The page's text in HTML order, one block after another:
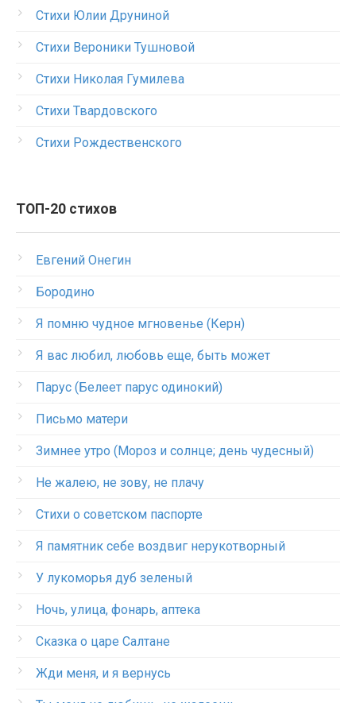
Стихи Юлии Друниной
Стихи Вероники Тушновой
Стихи Николая Гумилева
Стихи Твардовского
Стихи Рождественского
ТОП-20 стихов
Евгений Онегин
Бородино
Я помню чудное мгновенье (Керн)
Я вас любил, любовь еще, быть может
Парус (Белеет парус одинокий)
Письмо матери
Зимнее утро (Мороз и солнце; день чудесный)
Не жалею, не зову, не плачу
Стихи о советском паспорте
Я памятник себе воздвиг нерукотворный
У лукоморья дуб зеленый
Ночь, улица, фонарь, аптека
Сказка о царе Салтане
Жди меня, и я вернусь